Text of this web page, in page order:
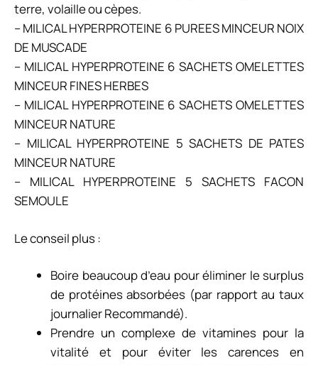
terre, volaille ou cèpes.
– MILICAL HYPERPROTEINE 6 PUREES MINCEUR NOIX
DE MUSCADE
– MILICAL HYPERPROTEINE 6 SACHETS OMELETTES
MINCEUR FINES HERBES
– MILICAL HYPERPROTEINE 6 SACHETS OMELETTES
MINCEUR NATURE
– MILICAL HYPERPROTEINE 5 SACHETS DE PATES
MINCEUR NATURE
– MILICAL HYPERPROTEINE 5 SACHETS FACON
SEMOULE
Le conseil plus :
Boire beaucoup d’eau pour éliminer le surplus
de protéines absorbées (par rapport au taux
journalier Recommandé).
Prendre un complexe de vitamines pour la
vitalité et pour éviter les carences en